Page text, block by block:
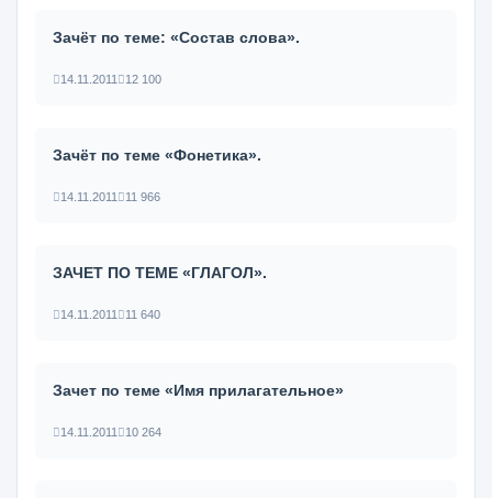
Зачёт по теме: «Состав слова».
14.11.2011 12 100
Зачёт по теме «Фонетика».
14.11.2011 11 966
ЗАЧЕТ ПО ТЕМЕ «ГЛАГОЛ».
14.11.2011 11 640
Зачет по теме «Имя прилагательное»
14.11.2011 10 264